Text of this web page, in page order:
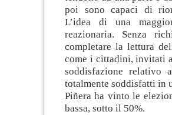
poi sono capaci di
L’idea di una
reazionaria. Senza
completare la lettura
come i cittadini, invitati
soddisfazione relativo
totalmente soddisfatti in
Piñera ha vinto le
bassa, sotto il 50%.